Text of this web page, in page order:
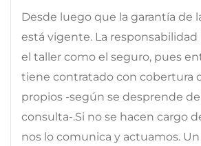
Desde luego que la garantía de
está vigente. La
el taller como el seguro, pues
tiene contratado con cobertura
propios -según se desprende
consulta-.Si no se hacen cargo
nos lo comunica y actuamos.